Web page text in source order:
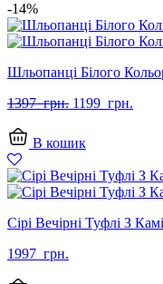
-14%
Шльопанці Білого
1397 грн. Оригінальна
грн..
1199 грн.
В кошик
Сірі Вечірні Туфлі З
1997 грн.